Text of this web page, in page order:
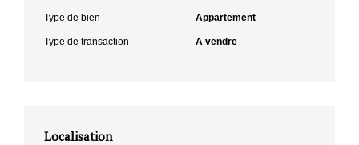
Type de bien Appartement
Type de transaction A vendre
Localisation